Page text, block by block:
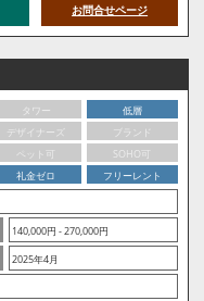
お問合せページ
タワー
低層
デザイナーズ
ブランド
ペット可
SOHO可
礼金ゼロ
フリーレント
140,000円 - 270,000円
2025年4月